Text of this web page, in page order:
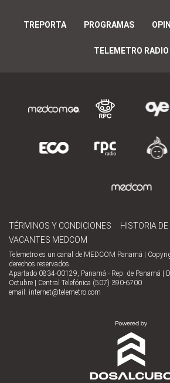
TREPORTA PROGRAMAS
TELEMETRO RADIO
TÉRMINOS Y CONDICIONES
HISTORIA
VACANTES MEDCOM
Telemetro es un canal de MEDCOM Panamá |
derechos reservados.
Apartado 0834-00129, Panamá - Rep. de Panamá |
Octubre | Central Telefónica (507) 390-6700
email: internet@telemetro.com